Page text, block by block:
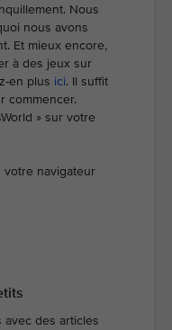
Nous
nous avons
Et mieux encore,
à des jeux sur
en plus ici. Il suffit
commencer.
» sur votre
votre navigateur
avec des articles